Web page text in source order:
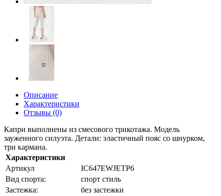
Описание
Характеристики
Отзывы (0)
Капри выполнены из смесового трикотажа. Модель
зауженного силуэта. Детали: эластичный пояс со шнурком,
три кармана.
Характеристики
Артикул
IC647EWJETP6
Вид спорта:
спорт стиль
Застежка:
без застежки